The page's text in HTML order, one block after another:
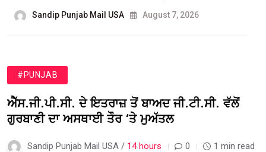
Sandip Punjab Mail USA August 7, 2026
#PUNJAB
ਐੱਸ.ਜੀ.ਪੀ.ਸੀ. ਦੇ ਇਤਰਾਜ਼ ਤੋਂ ਬਾਅਦ ਜੀ.ਟੀ.ਸੀ. ਵੱਲੋਂ
ਗੁਰਬਾਣੀ ਦਾ ਅਸਥਾਈ ਤੌਰ ‘ਤੇ ਮੁਅੱਤਲ
Sandip Punjab Mail USA / 14 hours 0 1 min read